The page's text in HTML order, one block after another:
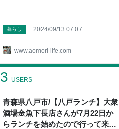
www.aomori-life.com
暮らし 2024/09/13 07:07
青森県八戸市/【八戸ランチ】大衆
酒場金魚下長店さんが7月22日か
らランチを始めたので行って来ま
3 USERS